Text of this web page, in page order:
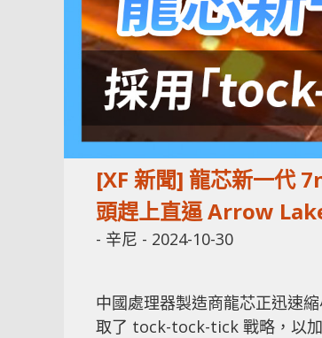
[XF 新聞] 龍芯新一
頭趕上直逼 Arrow
- 辛尼 - 2024-10-30
中國處理器製造商龍芯正迅速
取了 tock-tock-tick 戰略，以